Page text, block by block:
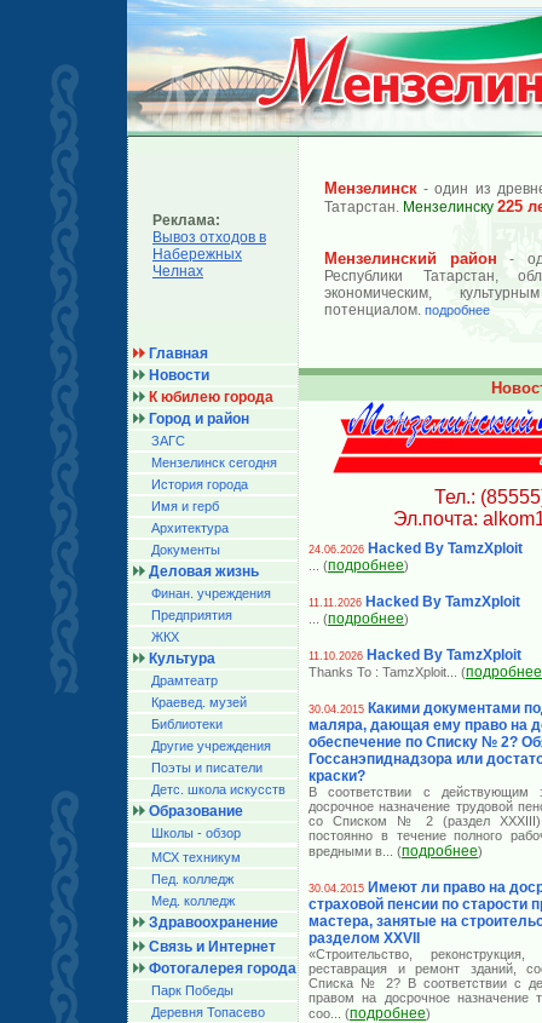
Реклама:
Вывоз отходов в
Набережных
Челнах
Главная
Новости
К юбилею города
Город и район
ЗАГС
Мензелинск сегодня
История города
Имя и герб
Архитектура
Документы
Деловая жизнь
Финан. учреждения
Предприятия
ЖКХ
Культура
Драмтеатр
Краевед. музей
Библиотеки
Другие учреждения
Поэты и писатели
Детс. школа искусств
Образование
Школы - обзор
МСХ техникум
Пед. колледж
Мед. колледж
Здравоохранение
Связь и Интернет
Фотогалерея города
Парк Победы
Деревня Топасево
Мензелинск - один из
Татарстан. Мензелинску 225
Мензелинский район -
Республики Татарстан,
экономическим,
потенциалом. подробнее
Тел.:
Эл.почта:
24.06.2026 Hacked By TamzXploit
... (подробнее)
11.11.2026 Hacked By TamzXploit
... (подробнее)
11.10.2026 Hacked By TamzXploit
Thanks To : TamzXploit ... (подробнее
30.04.2015 Какими документами
маляра, дающая ему право на
обеспечение по Списку № 2?
Госсанэпиднадзора или
краски?
В соответствии с действующим
досрочное назначение трудовой
со Списком № 2 (раздел XXXIII)
постоянно в течение полного
вредными в ... (подробнее)
30.04.2015 Имеют ли право на
страховой пенсии по старости
мастера, занятые на
разделом XXVII
«Строительство, реконструкция,
реставрация и ремонт зданий,
Списка № 2? В соответствии с
правом на досрочное назначение
соо ... (подробнее)